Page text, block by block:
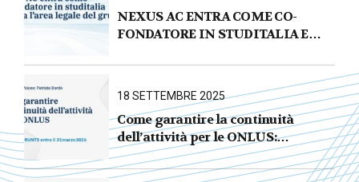
NEXUS AC ENTRA COME CO-
FONDATORE IN STUDITALIA E
GRUPPO
18 SETTEMBRE 2025
Come garantire la continuità
dell’attività per le ONLUS :
iscrizione al RUNTS entro il
31 marzo 2026